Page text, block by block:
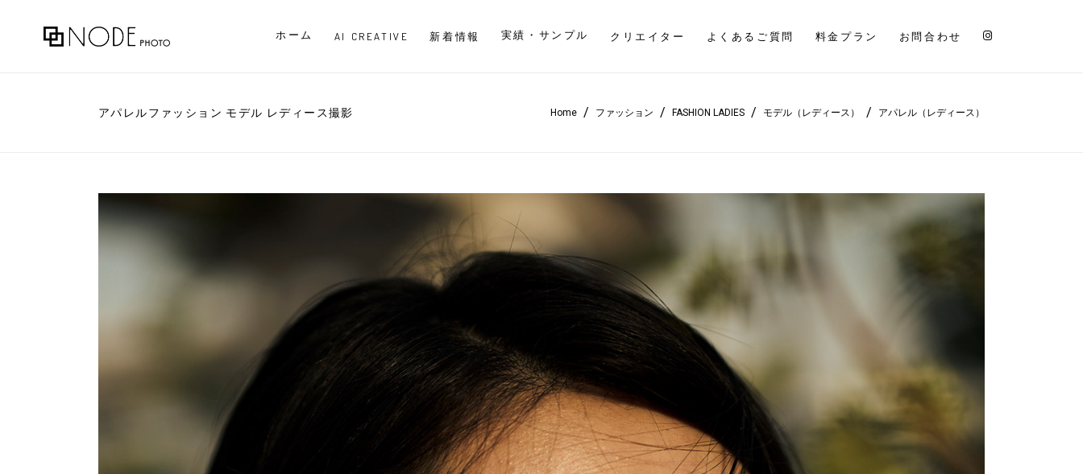
ホーム AI CREATIVE 新着情報 実績・サンプル クリエイター よくあるご質問 料金プラン お問合わせ
アパレルファッション モデル レディース撮影 Home / ファッション / FASHION LADIES / モデル（レディース） / アパレル（レディース）